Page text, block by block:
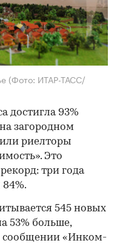
(Фото: ИТАР-ТАСС/
достигла 93%
загородном
риелторы
Это
три года
84%.
545 новых
53% больше,
сообщении «Инком-